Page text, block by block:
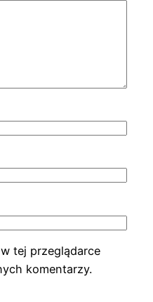
tej przeglądarce
komentarzy.